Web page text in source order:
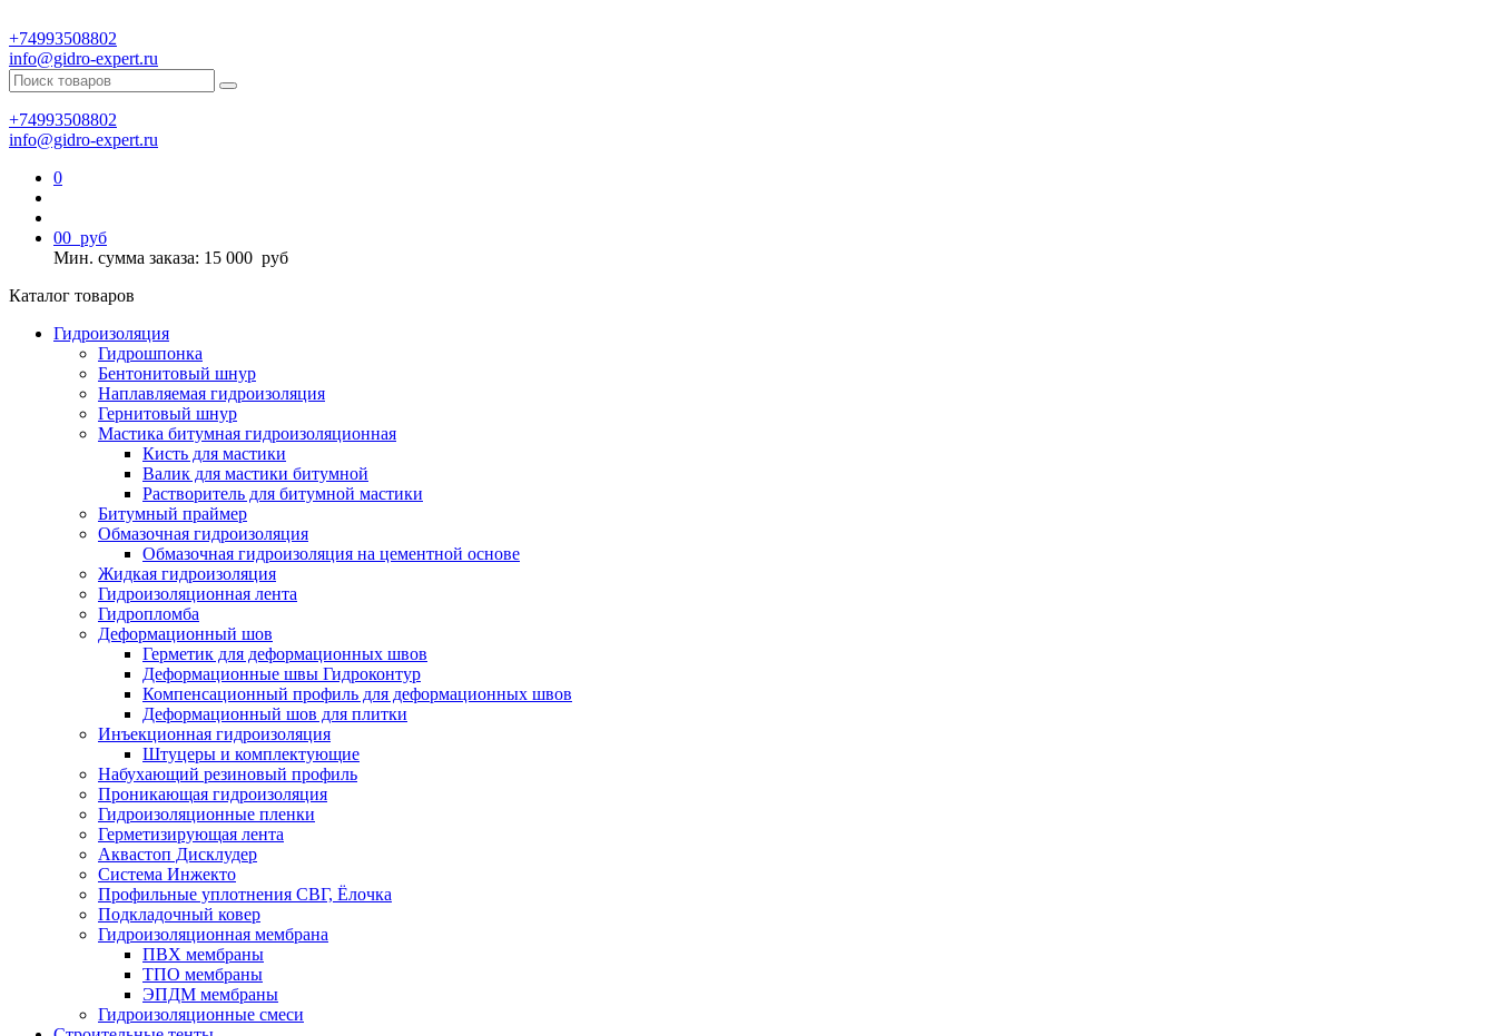
+74993508802
info@gidro-expert.ru
+74993508802
info@gidro-expert.ru
0
00 руб
Мин. сумма заказа: 15 000 руб
Каталог товаров
Гидроизоляция
Гидрошпонка
Бентонитовый шнур
Наплавляемая гидроизоляция
Гернитовый шнур
Мастика битумная гидроизоляционная
Кисть для мастики
Валик для мастики битумной
Растворитель для битумной мастики
Битумный праймер
Обмазочная гидроизоляция
Обмазочная гидроизоляция на цементной основе
Жидкая гидроизоляция
Гидроизоляционная лента
Гидропломба
Деформационный шов
Герметик для деформационных швов
Деформационные швы Гидроконтур
Компенсационный профиль для деформационных швов
Деформационный шов для плитки
Инъекционная гидроизоляция
Штуцеры и комплектующие
Набухающий резиновый профиль
Проникающая гидроизоляция
Гидроизоляционные пленки
Герметизирующая лента
Аквастоп Дисклудер
Система Инжекто
Профильные уплотнения СВГ, Ёлочка
Подкладочный ковер
Гидроизоляционная мембрана
ПВХ мембраны
ТПО мембраны
ЭПДМ мембраны
Гидроизоляционные смеси